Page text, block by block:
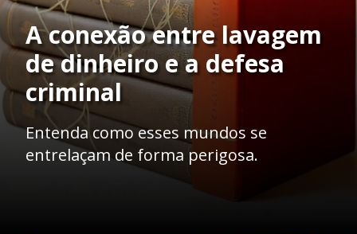
A conexão entre lavagem
de dinheiro e a defesa
criminal
Entenda como esses mundos se
entrelaçam de forma perigosa.